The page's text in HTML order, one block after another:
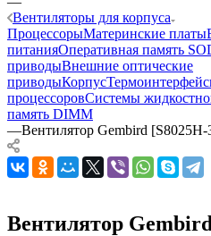
Вентиляторы для корпуса
ПроцессорыМатеринские платы
питанияОперативная память
приводыВнешние оптические
приводыКорпус
процессоровСистемы
память DIMM
—Вентилятор Gembird
Вентилятор